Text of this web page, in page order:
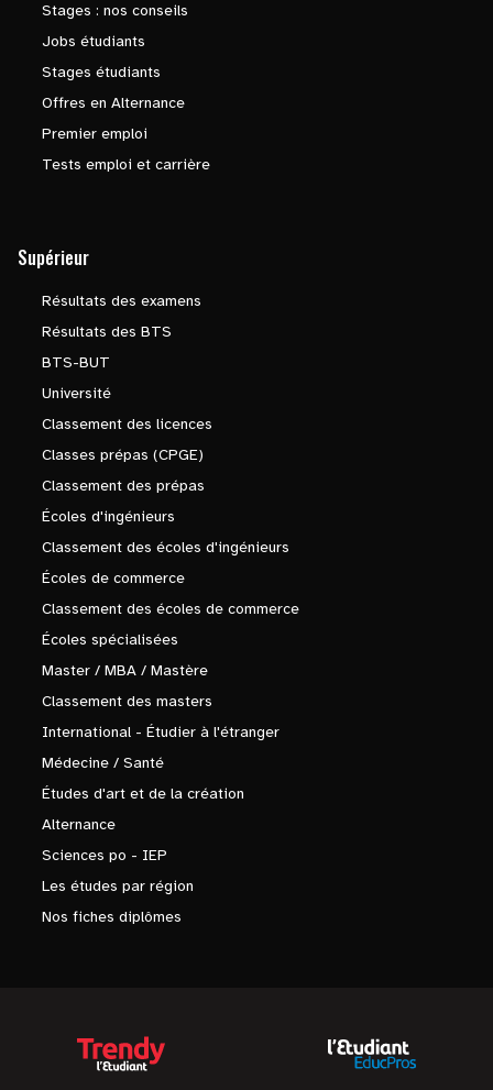
Stages : nos conseils
Jobs étudiants
Stages étudiants
Offres en Alternance
Premier emploi
Tests emploi et carrière
Supérieur
Résultats des examens
Résultats des BTS
BTS-BUT
Université
Classement des licences
Classes prépas (CPGE)
Classement des prépas
Écoles d'ingénieurs
Classement des écoles d'ingénieurs
Écoles de commerce
Classement des écoles de commerce
Écoles spécialisées
Master / MBA / Mastère
Classement des masters
International - Étudier à l'étranger
Médecine / Santé
Études d'art et de la création
Alternance
Sciences po - IEP
Les études par région
Nos fiches diplômes